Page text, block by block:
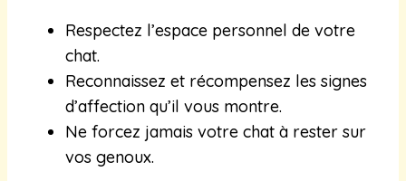
Respectez l’espace personnel de votre
chat.
Reconnaissez et récompensez les signes
d’affection qu’il vous montre.
Ne forcez jamais votre chat à rester sur
vos genoux.